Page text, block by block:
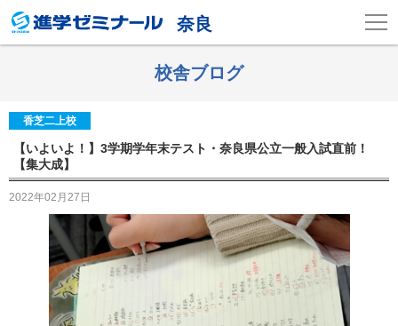
奈良
校舎ブログ
香芝二上校
【いよいよ！】3学期学年末テスト・奈良県公立一般入試直前！
【集大成】
2022年02月27日